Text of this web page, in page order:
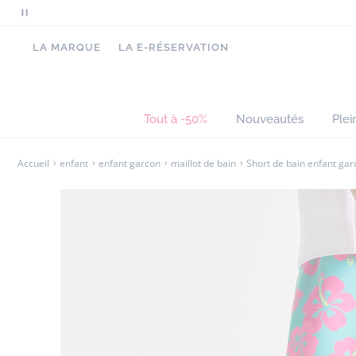
Mettre
pause
LA MARQUE LA E-RÉSERVATION
Tout à -50% Nouveautés
Accueil enfant enfant garcon maillot de bain Short de bain enfant
-Short de bain à motif floral